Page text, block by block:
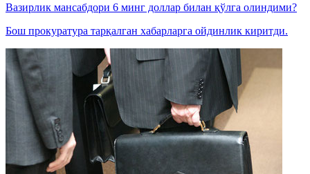
Вазирлик мансабдори 6 минг доллар билан қўлга олиндими?
Бош прокуратура тарқалган хабарларга ойдинлик киритди.